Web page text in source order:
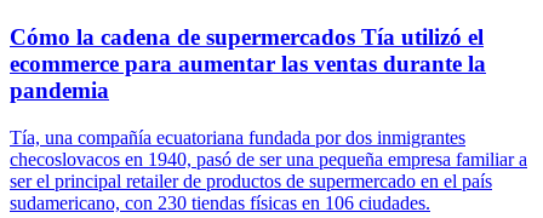
Cómo la cadena de supermercados Tía utilizó el
ecommerce para aumentar las ventas durante la
pandemia
Tía, una compañía ecuatoriana fundada por dos inmigrantes
checoslovacos en 1940, pasó de ser una pequeña empresa familiar a
ser el principal retailer de productos de supermercado en el país
sudamericano, con 230 tiendas físicas en 106 ciudades.